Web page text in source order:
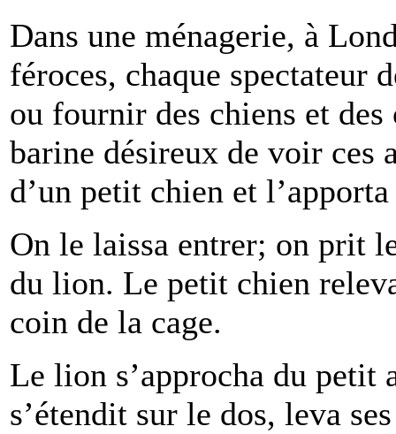
Dans une ménagerie, à
féroces, chaque spectateur
ou fournir des chiens et
barine désireux de voir ces
d’un petit chien et
On le laissa entrer; on prit
du lion. Le petit chien
coin de la cage.
Le lion s’approcha du
s’étendit sur le dos, leva